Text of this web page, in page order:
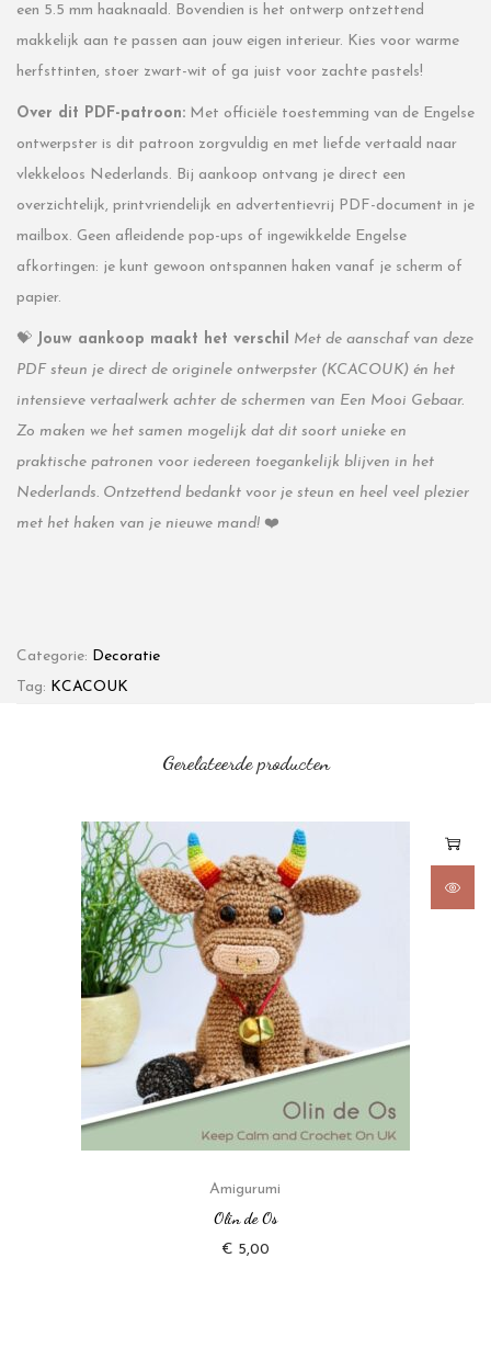
een 5.5 mm haaknaald. Bovendien is het ontwerp ontzettend
makkelijk aan te passen aan jouw eigen interieur. Kies voor warme
herfsttinten, stoer zwart-wit of ga juist voor zachte pastels!
Over dit PDF-patroon: Met officiële toestemming van de Engelse
ontwerpster is dit patroon zorgvuldig en met liefde vertaald naar
vlekkeloos Nederlands. Bij aankoop ontvang je direct een
overzichtelijk, printvriendelijk en advertentievrij PDF-document in je
mailbox. Geen afleidende pop-ups of ingewikkelde Engelse
afkortingen: je kunt gewoon ontspannen haken vanaf je scherm of
papier.
💝 Jouw aankoop maakt het verschil Met de aanschaf van deze
PDF steun je direct de originele ontwerpster (KCACOUK) én het
intensieve vertaalwerk achter de schermen van Een Mooi Gebaar.
Zo maken we het samen mogelijk dat dit soort unieke en
praktische patronen voor iedereen toegankelijk blijven in het
Nederlands. Ontzettend bedankt voor je steun en heel veel plezier
met het haken van je nieuwe mand! ❤️
Categorie: Decoratie
Tag: KCACOUK
Gerelateerde producten
Amigurumi
Olin de Os
€ 5,00